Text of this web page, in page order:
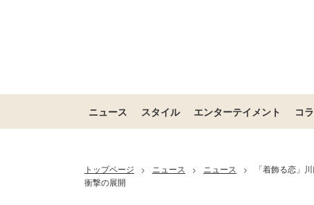
ニュース スタイル エンターテイメント コ
トップページ > ニュース > ニュース >
「着飾る恋」
衝撃の展開